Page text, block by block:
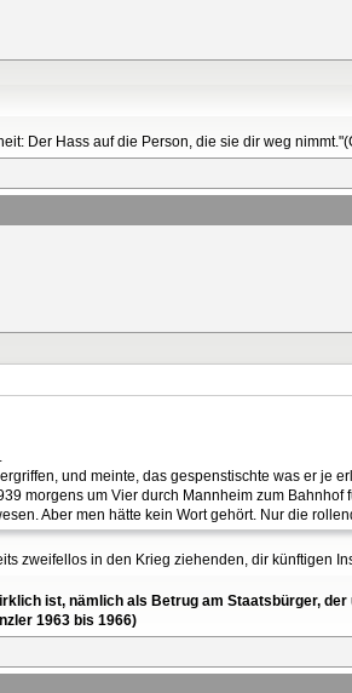
Der Hass auf die Person, die sie dir weg
und meinte, das gespenstischte was er je
morgens um Vier durch Mannheim zum
Aber men hätte kein Wort gehört. Nur die
zweifellos in den Krieg ziehenden, dir künftigen
ist, nämlich als Betrug am Staatsbürger,
1963 bis 1966)